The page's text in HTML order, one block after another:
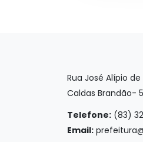
Rua José Alípio
Caldas Brandão-
Telefone: (83)
Email: